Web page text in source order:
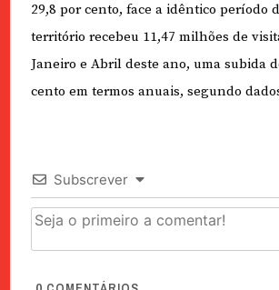
29,8 por cento, face a idêntico período
território recebeu 11,47 milhões de
Janeiro e Abril deste ano, uma subida
cento em termos anuais, segundo
Subscrever